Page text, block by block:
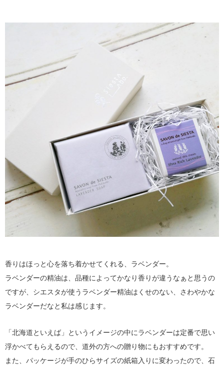
香りはほっと心を落ち着かせてくれる、ラベンダー。
ラベンダーの精油は、品種によってかなり香りが違うなぁと思うの
ですが、シエスタが使うラベンダー精油はくせのない、さわやかな
ラベンダーだなと私は感じます。
「北海道といえば」というイメージの中にラベンダーは定番で思い
浮かべてもらえるので、道外の方への贈り物にもおすすめです。
また、パッケージが手のひらサイズの紙箱入りに変わったので、石